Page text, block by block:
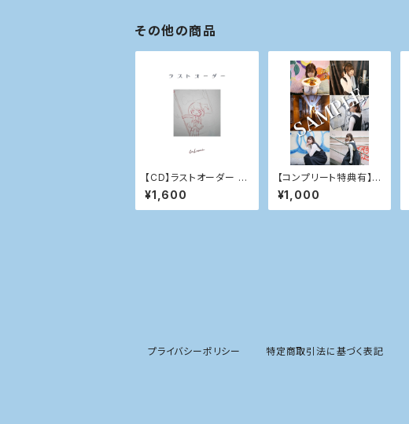
その他の商品
【CD】ラストオーダー C
ulumi
¥1,600
【コンプリート特典有】C
uLumi生写真No.3
¥1,000
プライバシーポリシー 特定商取引法に基づく表記